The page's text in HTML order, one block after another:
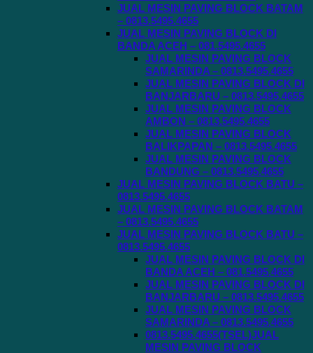
JUAL MESIN PAVING BLOCK BATAM
– 0813.5495.4655
JUAL MESIN PAVING BLOCK DI
BANDA ACEH – 081.5495.4655
JUAL MESIN PAVING BLOCK
SAMARINDA – 0813.5495.4655
JUAL MESIN PAVING BLOCK DI
BANJARBARU – 0813.5495.4655
JUAL MESIN PAVING BLOCK
AMBON – 0813.5495.4655
JUAL MESIN PAVING BLOCK
BALIKPAPAN – 0813.5495.4655
JUAL MESIN PAVING BLOCK
BANDUNG – 0813.5495.4655
JUAL MESIN PAVING BLOCK BATU –
0813.5495.4655
JUAL MESIN PAVING BLOCK BATAM
– 0813.5495.4655
JUAL MESIN PAVING BLOCK BATU –
0813.5495.4655
JUAL MESIN PAVING BLOCK DI
BANDA ACEH – 081.5495.4655
JUAL MESIN PAVING BLOCK DI
BANJARBARU – 0813.5495.4655
JUAL MESIN PAVING BLOCK
SAMARINDA – 0813.5495.4655
0813.5495.4655(TSEL)JUAL
MESIN PAVING BLOCK